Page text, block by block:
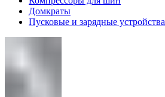
Домкраты
Пусковые и зарядные устройства